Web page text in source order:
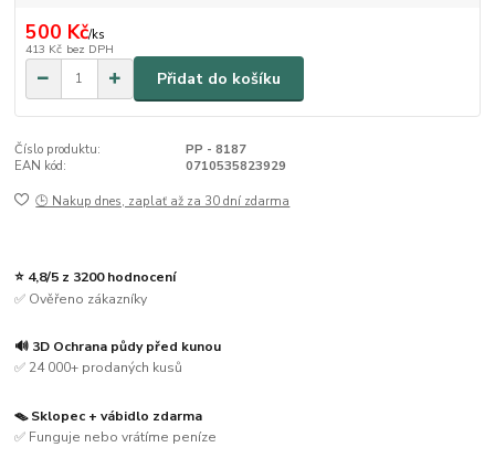
500 Kč/ks
413 Kč bez DPH
Přidat do košíku
Číslo produktu:
PP - 8187
EAN kód:
0710535823929
🕒 Nakup dnes, zaplať až za 30 dní zdarma
⭐ 4,8/5 z 3200 hodnocení
✅ Ověřeno zákazníky
🔊 3D Ochrana půdy před kunou
✅ 24 000+ prodaných kusů
🪤 Sklopec + vábidlo zdarma
✅ Funguje nebo vrátíme peníze